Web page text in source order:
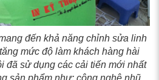
đến khả năng chỉnh sửa linh
mức độ làm khách hàng hài
đã sử dụng các cải tiến mới nhất
sản phẩm như: công nghệ nhũ